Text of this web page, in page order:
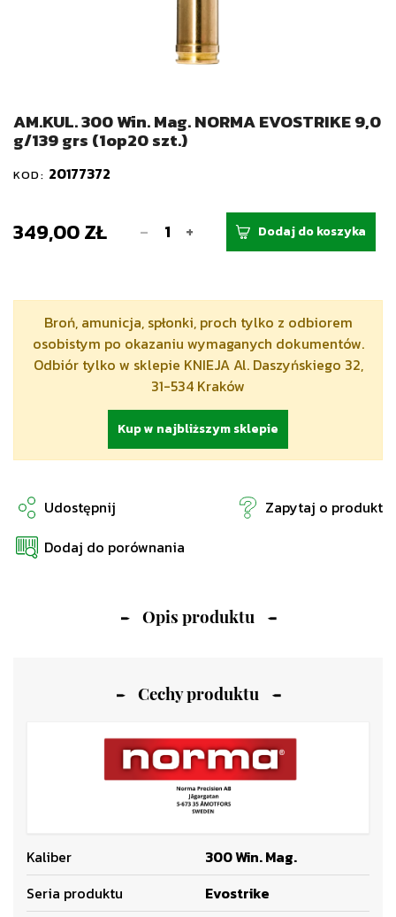
AM.KUL. 300 Win. Mag. NORMA EVOSTRIKE 9,0
g/139 grs (1op20 szt.)
KOD: 20177372
349,00 ZŁ - + Dodaj do koszyka
Broń, amunicja, spłonki, proch tylko z odbiorem
osobistym po okazaniu wymaganych dokumentów.
Odbiór tylko w sklepie KNIEJA Al. Daszyńskiego 32,
31-534 Kraków
Kup w najbliższym sklepie
Udostępnij
Zapytaj o produkt
Dodaj do porównania
Cechy produktu
Kaliber
300 Win. Mag.
Seria produktu
Evostrike
Opis produktu